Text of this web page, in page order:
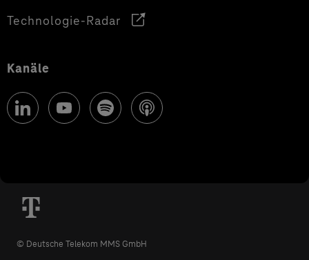
Technologie-Radar
Kanäle
© Deutsche Telekom MMS GmbH